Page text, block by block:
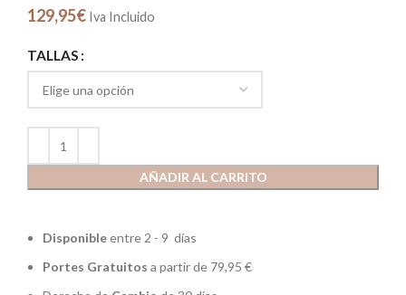
129,95€ Iva Incluido
TALLAS
AÑADIR AL CARRITO
Disponibleentre 2 - 9 días
Portes Gratuitos a partir de 79,95 €